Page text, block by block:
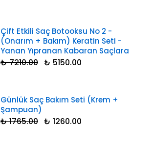
Çift Etkili Saç Botooksu No 2 -
(Onarım + Bakım) Keratin Seti -
Yanan Yıpranan Kabaran Saçlara
₺ 7210.00 ₺ 5150.00
Günlük Saç Bakım Seti (Krem +
Şampuan)
₺ 1765.00 ₺ 1260.00